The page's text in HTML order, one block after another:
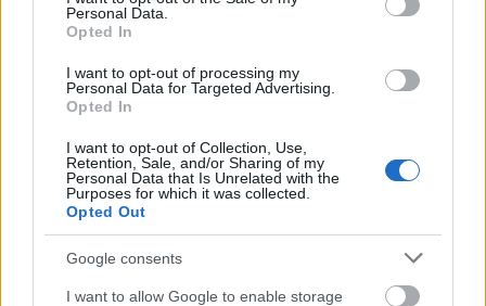
Personal Data.
Opted In
I want to opt-out of processing my
Personal Data for Targeted Advertising.
Opted In
I want to opt-out of Collection, Use,
Retention, Sale, and/or Sharing of my
Personal Data that Is Unrelated with the
Purposes for which it was collected.
Opted Out
Google consents
I want to allow Google to enable storage
BEST OFINTERNET